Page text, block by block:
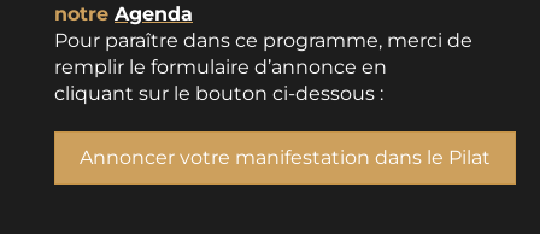
notre Agenda
Pour paraître dans ce programme, merci de
remplir le formulaire d’annonce en
cliquant sur le bouton ci-dessous :
Annoncer votre manifestation dans le Pilat